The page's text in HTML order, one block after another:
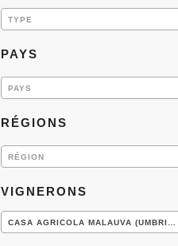
TYPE
PAYS
PAYS
RÉGIONS
RÉGION
VIGNERONS
CASA AGRICOLA MALAUVA (UMBRIA) (3)